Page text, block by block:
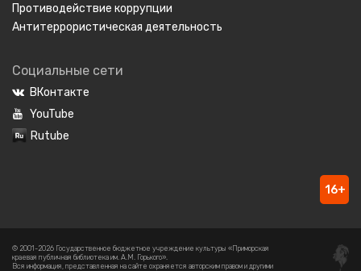
Противодействие коррупции
Антитеррористическая деятельность
Социальные сети
ВКонтакте
YouTube
Rutube
16+
© 2001-2026 Государственное бюджетное учреждение культуры «Приморская
краевая публичная библиотека им. А.М. Горького».
Вся информация, представленная на сайте охраняется авторским правом и другими